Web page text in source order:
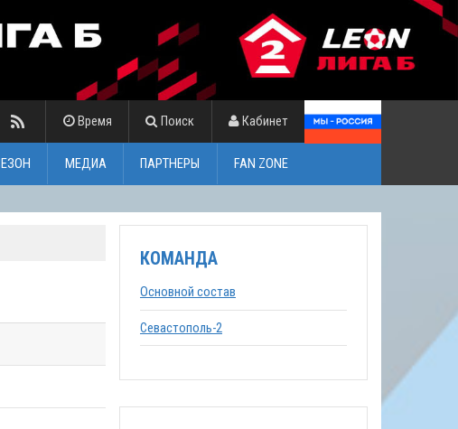
Время Поиск Кабинет
МЕДИА ПАРТНЕРЫ FAN ZONE
КОМАНДА
Основной состав
Севастополь-2